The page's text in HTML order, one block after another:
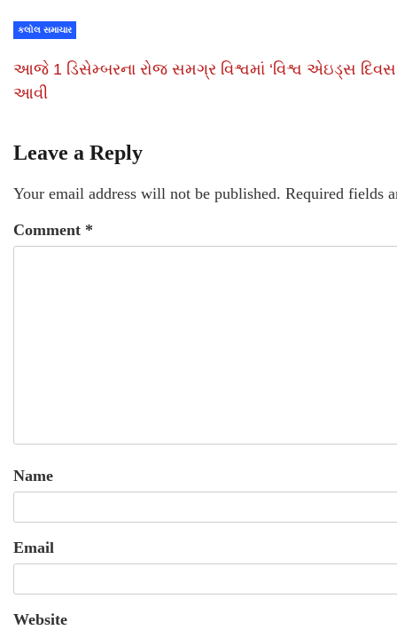
કલોલ સમાચાર
આજે 1 ડિસેમ્બરના રોજ સમગ્ર વિશ્વમાં ‘વિશ્વ એઇડ્સ
આવી
Leave a Reply
Your email address will not be published. Required fields
Comment *
Name
Email
Website